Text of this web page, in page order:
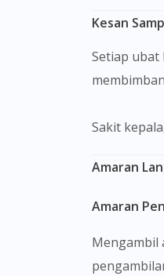
Kesan
Setiap ubat
Sakit
Amaran
Amaran
Mengambil